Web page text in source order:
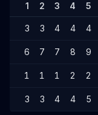
1 2 3 4 5
3 3 4 4 4
6 7 7 8 9
1 1 1 2 2
3 3 4 4 5